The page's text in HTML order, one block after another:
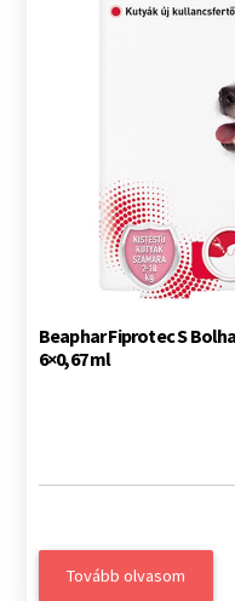
Beaphar Fiprotec S
6×0,67 ml
Tovább olvasom